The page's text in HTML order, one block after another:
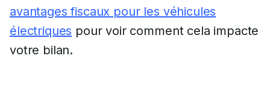
avantages fiscaux pour les véhicules
électriques pour voir comment cela impacte
votre bilan.